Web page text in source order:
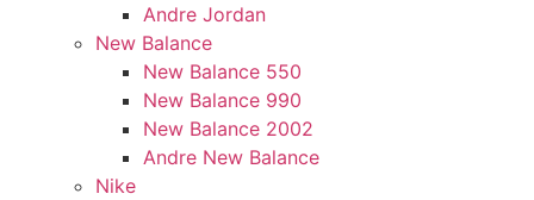
Andre Jordan
New Balance
New Balance 550
New Balance 990
New Balance 2002
Andre New Balance
Nike